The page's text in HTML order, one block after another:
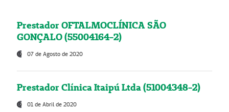
Prestador OFTALMOCLÍNICA SÃO
GONÇALO (55004164-2)
07 de Agosto de 2020
Prestador Clínica Itaipú Ltda (51004348-2)
01 de Abril de 2020